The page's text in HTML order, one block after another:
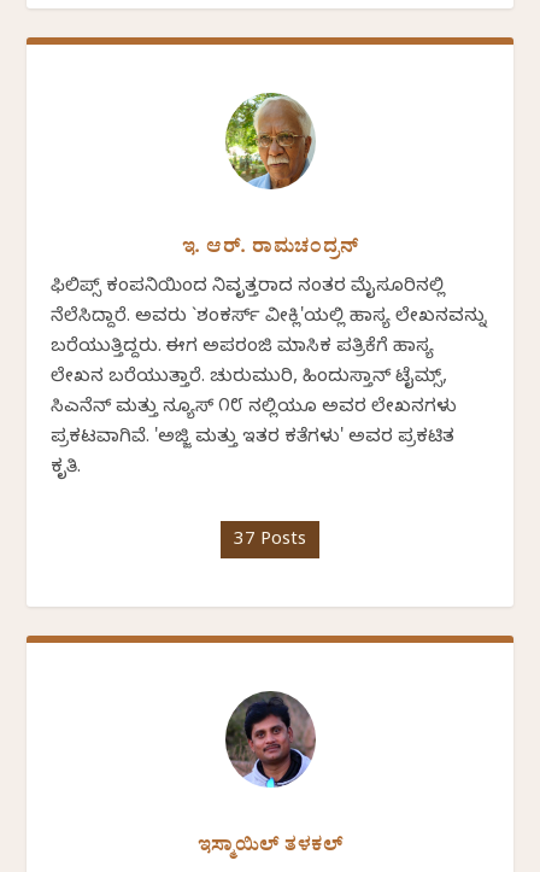
ಇ. ಆರ್. ರಾಮಚಂದ್ರನ್
ಫಿಲಿಪ್ಸ್ ಕಂಪನಿಯಿಂದ ನಿವೃತ್ತರಾದ ನಂತರ ಮೈಸೂರಿನಲ್ಲಿ
ನೆಲೆಸಿದ್ದಾರೆ. ಅವರು `ಶಂಕರ್ಸ್ ವೀಕ್ಲಿ'ಯಲ್ಲಿ ಹಾಸ್ಯ ಲೇಖನವನ್ನು
ಬರೆಯುತ್ತಿದ್ದರು. ಈಗ ಅಪರಂಜಿ ಮಾಸಿಕ ಪತ್ರಿಕೆಗೆ ಹಾಸ್ಯ
ಲೇಖನ ಬರೆಯುತ್ತಾರೆ. ಚುರುಮುರಿ, ಹಿಂದುಸ್ತಾನ್ ಟೈಮ್ಸ್,
ಸಿಎನೆನ್ ಮತ್ತು ನ್ಯೂಸ್ ೧೮ ನಲ್ಲಿಯೂ ಅವರ ಲೇಖನಗಳು
ಪ್ರಕಟವಾಗಿವೆ. 'ಅಜ್ಜಿ ಮತ್ತು ಇತರ ಕತೆಗಳು' ಅವರ ಪ್ರಕಟಿತ
ಕೃತಿ.
37 Posts
ಇಸ್ಮಾಯಿಲ್ ತಳಕಲ್